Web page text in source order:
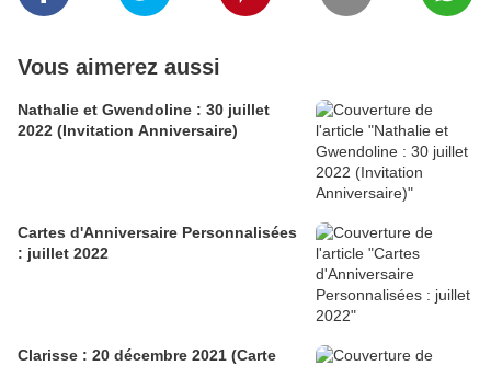
Vous aimerez aussi
Nathalie et Gwendoline : 30 juillet
2022 (Invitation Anniversaire)
Cartes d'Anniversaire Personnalisées
: juillet 2022
Clarisse : 20 décembre 2021 (Carte